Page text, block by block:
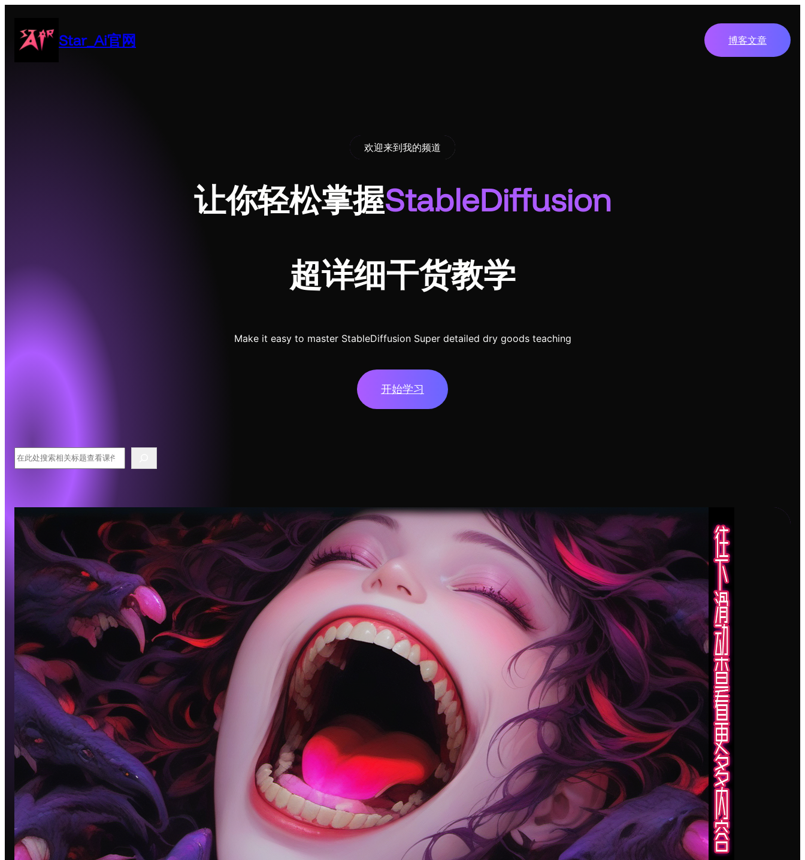
Star_Ai官网 博客文章
欢迎来到我的频道
让你轻松掌握StableDiffusion
超详细干货教学
Make it easy to master StableDiffusion Super detailed dry goods teaching
开始学习
搜
索